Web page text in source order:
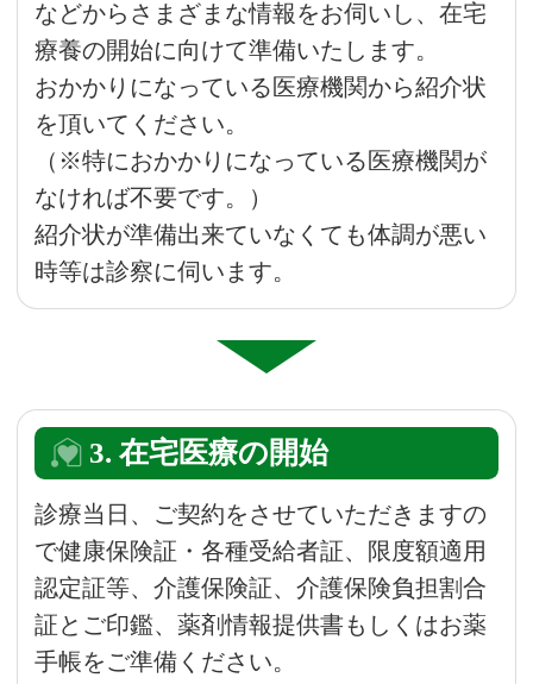
などからさまざまな情報をお伺いし、在宅
療養の開始に向けて準備いたします。
おかかりになっている医療機関から紹介状
を頂いてください。
（※特におかかりになっている医療機関が
なければ不要です。）
紹介状が準備出来ていなくても体調が悪い
時等は診察に伺います。
3. 在宅医療の開始
診療当日、ご契約をさせていただきますの
で健康保険証・各種受給者証、限度額適用
認定証等、介護保険証、介護保険負担割合
証とご印鑑、薬剤情報提供書もしくはお薬
手帳をご準備ください。